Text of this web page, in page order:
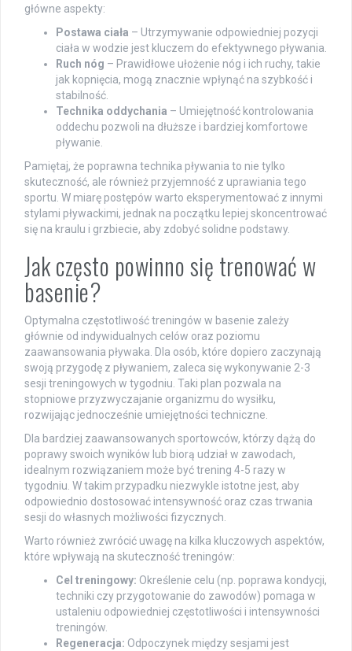
główne aspekty:
Postawa ciała – Utrzymywanie odpowiedniej pozycji
ciała w wodzie jest kluczem do efektywnego pływania.
Ruch nóg – Prawidłowe ułożenie nóg i ich ruchy, takie
jak kopnięcia, mogą znacznie wpłynąć na szybkość i
stabilność.
Technika oddychania – Umiejętność kontrolowania
oddechu pozwoli na dłuższe i bardziej komfortowe
pływanie.
Pamiętaj, że poprawna technika pływania to nie tylko
skuteczność, ale również przyjemność z uprawiania tego
sportu. W miarę postępów warto eksperymentować z innymi
stylami pływackimi, jednak na początku lepiej skoncentrować
się na kraulu i grzbiecie, aby zdobyć solidne podstawy.
Jak często powinno się trenować w
basenie?
Optymalna częstotliwość treningów w basenie zależy
głównie od indywidualnych celów oraz poziomu
zaawansowania pływaka. Dla osób, które dopiero zaczynają
swoją przygodę z pływaniem, zaleca się wykonywanie 2-3
sesji treningowych w tygodniu. Taki plan pozwala na
stopniowe przyzwyczajanie organizmu do wysiłku,
rozwijając jednocześnie umiejętności techniczne.
Dla bardziej zaawansowanych sportowców, którzy dążą do
poprawy swoich wyników lub biorą udział w zawodach,
idealnym rozwiązaniem może być trening 4-5 razy w
tygodniu. W takim przypadku niezwykle istotne jest, aby
odpowiednio dostosować intensywność oraz czas trwania
sesji do własnych możliwości fizycznych.
Warto również zwrócić uwagę na kilka kluczowych aspektów,
które wpływają na skuteczność treningów:
Cel treningowy: Określenie celu (np. poprawa kondycji,
techniki czy przygotowanie do zawodów) pomaga w
ustaleniu odpowiedniej częstotliwości i intensywności
treningów.
Regeneracja: Odpoczynek między sesjami jest